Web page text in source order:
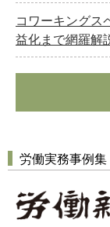
コワーキングス
益化まで網羅解
労働実務事例集